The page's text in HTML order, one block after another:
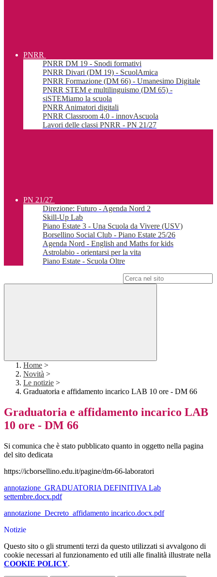
PNRR
PNRR DM 19 - Snodi formativi
PNRR Divari (DM 19) - ScuolAmica
PNRR Formazione (DM 66) - Umanesimo Digitale
PNRR STEM e multilinguismo (DM 65) -
siSTEMiamo la scuola
PNRR Animatori digitali
PNRR Classroom 4.0 - innovAscuola
Lavori delle classi PNRR - PN 21/27
PN 21/27
Direzione: Futuro - Agenda Nord 2
Skill-Up Lab
Piano Estate 3 - Una Scuola da Vivere (USV)
Borsellino Social Club - Piano Estate 25/26
Agenda Nord - English and Maths for kids
Astrolabio - orientarsi per la vita
Piano Estate - Scuola Oltre
Home >
Novità >
Le notizie >
Graduatoria e affidamento incarico LAB 10 ore - DM 66
Graduatoria e affidamento incarico LAB
10 ore - DM 66
Si comunica che è stato pubblicato quanto in oggetto nella pagina
del sito dedicata
https://icborsellino.edu.it/pagine/dm-66-laboratori
annotazione_GRADUATORIA DEFINITIVA Lab
settembre.docx.pdf
annotazione_Decreto_affidamento incarico.docx.pdf
Notizie
Questo sito o gli strumenti terzi da questo utilizzati si avvalgono di
cookie necessari al funzionamento ed utili alle finalità illustrate nella
COOKIE POLICY.